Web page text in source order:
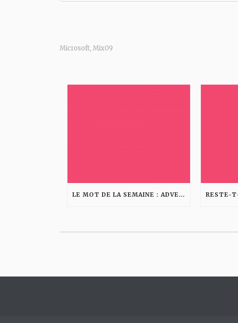
Microsoft, Mix09
LE MOT DE LA SEMAINE : ADVERGAMING